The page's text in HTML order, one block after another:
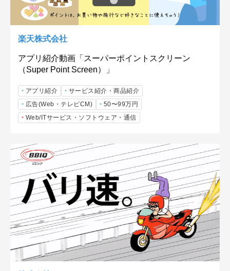
楽天株式会社
アプリ紹介動画「スーパーポイントスクリーン
（Super Point Screen）」
アプリ紹介
サービス紹介・商品紹介
広告(Web・テレビCM)
50〜99万円
Web/ITサービス・ソフトウェア・通信